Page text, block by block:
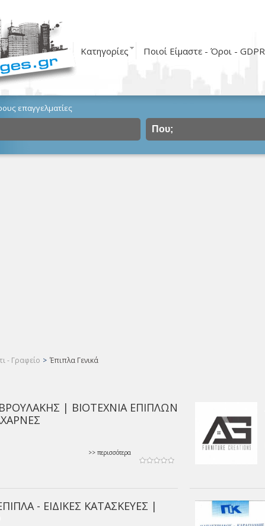
Κατηγορίες Ποιοί Είμαστε - Όροι - GDPR
επαγγελματίες
- Γραφείο > Έπιπλα Γενικά
| ΒΙΟΤΕΧΝΙΑ ΕΠΙΠΛΩΝ
>> περισσότερα
- ΕΙΔΙΚΕΣ ΚΑΤΑΣΚΕΥΕΣ |